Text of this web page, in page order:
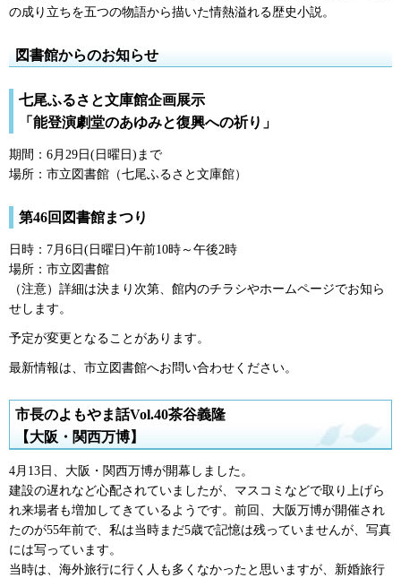
の成り立ちを五つの物語から描いた情熱溢れる歴史小説。
図書館からのお知らせ
七尾ふるさと文庫館企画展示
「能登演劇堂のあゆみと復興への祈り」
期間：6月29日(日曜日)まで
場所：市立図書館（七尾ふるさと文庫館）
第46回図書館まつり
日時：7月6日(日曜日)午前10時～午後2時
場所：市立図書館
（注意）詳細は決まり次第、館内のチラシやホームページでお知ら
せします。
予定が変更となることがあります。
最新情報は、市立図書館へお問い合わせください。
市長のよもやま話Vol.40茶谷義隆
【大阪・関西万博】
4月13日、大阪・関西万博が開幕しました。
建設の遅れなど心配されていましたが、マスコミなどで取り上げら
れ来場者も増加してきているようです。前回、大阪万博が開催され
たのが55年前で、私は当時まだ5歳で記憶は残っていませんが、写真
には写っています。
当時は、海外旅行に行く人も多くなかったと思いますが、新婚旅行